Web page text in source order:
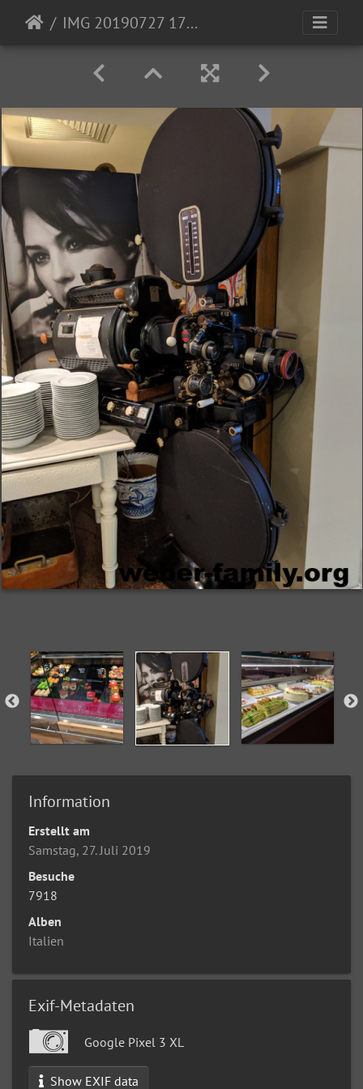
IMG 20190727 173412
Information
Erstellt am
Samstag, 27. Juli 2019
Besuche
7918
Alben
Italien
Exif-Metadaten
Google Pixel 3 XL
Show EXIF data